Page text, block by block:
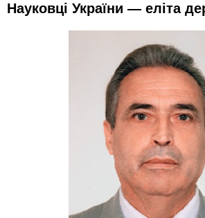
Науковці України — еліта